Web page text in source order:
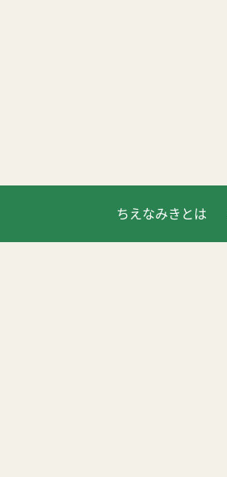
ちえなみきとは